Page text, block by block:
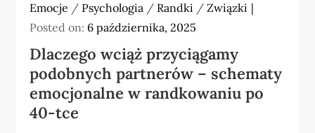
Emocje / Psychologia / Randki /Związki
Posted on: 6 października, 2025
Dlaczego wciąż przyciągamy
podobnych partnerów – schematy
emocjonalne w randkowaniu po
40-tce